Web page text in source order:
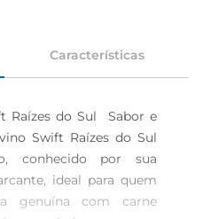
Características
Raízes do Sul  Sabor e
Swift Raízes do Sul
conhecido por sua
ideal para quem
genuína com carne